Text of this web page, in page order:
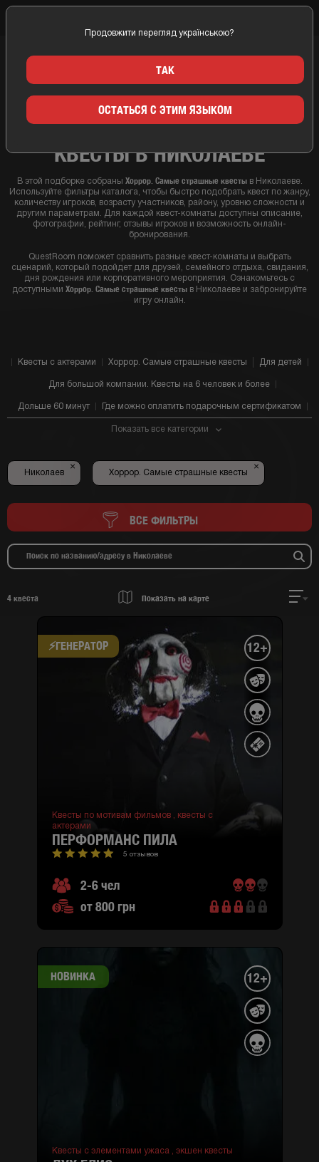
ЛУЧШИЕ КВЕСТ КОМНАТЫ
ХОРРОР. САМЫЕ СТРАШНЫЕ
КВЕСТЫ В НИКОЛАЕВЕ
В этой подборке собраны Хоррор. Самые страшные квестыв Николаеве.
Используйте фильтры каталога, чтобы быстро подобрать квест по жанру,
количеству игроков, возрасту участников, району, уровню сложности и
другим параметрам. Для каждой квест-комнаты доступны описание,
фотографии, рейтинг, отзывы игроков и возможность онлайн-
бронирования.
QuestRoom поможет сравнить разные квест-комнаты и выбрать
сценарий, который подойдет для друзей, семейного отдыха, свидания,
дня рождения или корпоративного мероприятия. Ознакомьтесь с
доступными Хоррор. Самые страшные квесты в Николаеве и забронируйте
игру онлайн.
Квесты с актерами Хоррор. Самые страшные квесты Для детей
Для большой компании. Квесты на 6 человек и более
Дольше 60 минут Где можно оплатить подарочным сертификатом
Показать все категории
Николаев
×
Хоррор. Самые страшные квесты
×
ВСЕ ФИЛЬТРЫ
4 квеста Показать на карте
⚡​ГЕНЕРАТОР 12+
Квесты по мотивам фильмов , квесты с
актерами
ПЕРФОРМАНС ПИЛА
5 отзывов
2-6 чел
от 800 грн
НОВИНКА 12+
Квесты с элементами ужаса , экшен квесты
Продовжити перегляд українською?
ТАК
ОСТАТЬСЯ С ЭТИМ ЯЗЫКОМ